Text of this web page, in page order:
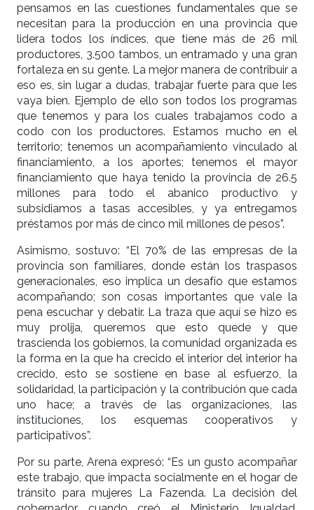
pensamos en las cuestiones fundamentales que se
necesitan para la producción en una provincia que
lidera todos los índices, que tiene más de 26 mil
productores, 3.500 tambos, un entramado y una gran
fortaleza en su gente. La mejor manera de contribuir a
eso es, sin lugar a dudas, trabajar fuerte para que les
vaya bien. Ejemplo de ello son todos los programas
que tenemos y para los cuales trabajamos codo a
codo con los productores. Estamos mucho en el
territorio; tenemos un acompañamiento vinculado al
financiamiento, a los aportes; tenemos el mayor
financiamiento que haya tenido la provincia de 26.5
millones para todo el abanico productivo y
subsidiamos a tasas accesibles, y ya entregamos
préstamos por más de cinco mil millones de pesos”.
Asimismo, sostuvo: “El 70% de las empresas de la
provincia son familiares, donde están los traspasos
generacionales, eso implica un desafío que estamos
acompañando; son cosas importantes que vale la
pena escuchar y debatir. La traza que aquí se hizo es
muy prolija, queremos que esto quede y que
trascienda los gobiernos, la comunidad organizada es
la forma en la que ha crecido el interior del interior ha
crecido, esto se sostiene en base al esfuerzo, la
solidaridad, la participación y la contribución que cada
uno hace; a través de las organizaciones, las
instituciones, los esquemas cooperativos y
participativos”.
Por su parte, Arena expresó: “Es un gusto acompañar
este trabajo, que impacta socialmente en el hogar de
tránsito para mujeres La Fazenda. La decisión del